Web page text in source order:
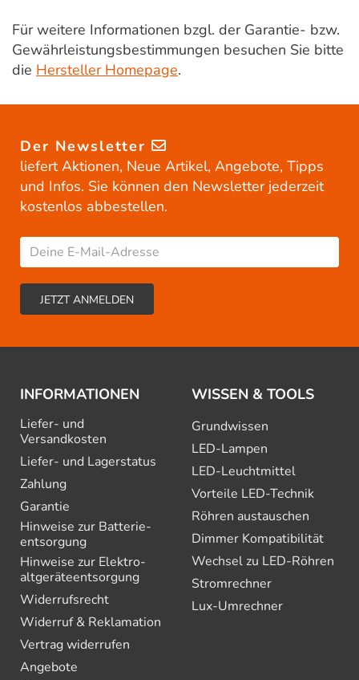
Für weitere Informationen bzgl. der Garantie- bzw.
Gewährleistungsbestimmungen besuchen Sie bitte
die Hersteller Homepage.
Der Newsletter
liefert Aktionen, Neue Artikel, Angebote, Tipps
und Infos. Sie können den Newsletter jederzeit
kostenlos abbestellen.
INFORMATIONEN
Liefer- und
Versandkosten
Liefer- und Lagerstatus
Zahlung
Garantie
Hinweise zur Batterie­
entsorgung
Hinweise zur Elektro­
altgeräte­entsorgung
Widerrufsrecht
Widerruf & Reklamation
Vertrag widerrufen
Angebote
WISSEN & TOOLS
Grundwissen
LED-Lampen
LED-Leuchtmittel
Vorteile LED-Technik
Röhren austauschen
Dimmer Kompatibilität
Wechsel zu LED-Röhren
Stromrechner
Lux-Umrechner